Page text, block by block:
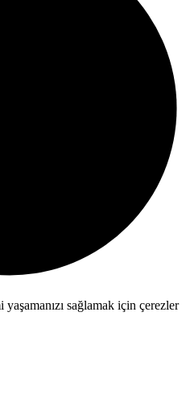
sağlamak için çerezler